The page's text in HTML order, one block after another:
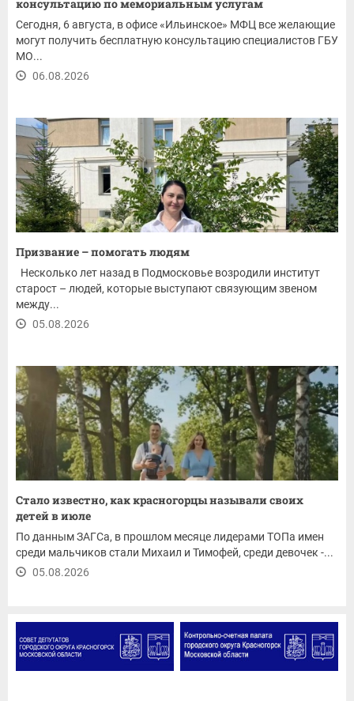
консультацию по мемориальным услугам
Сегодня, 6 августа, в офисе «Ильинское» МФЦ все желающие
могут получить бесплатную консультацию специалистов ГБУ
МО...
06.08.2026
Призвание – помогать людям
Несколько лет назад в Подмосковье возродили институт
старост – людей, которые выступают связующим звеном
между...
05.08.2026
Стало известно, как красногорцы называли своих
детей в июле
По данным ЗАГСа, в прошлом месяце лидерами ТОПа имен
среди мальчиков стали Михаил и Тимофей, среди девочек -...
05.08.2026